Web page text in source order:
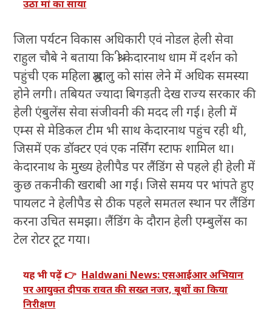
उठा मां का साया
जिला पर्यटन विकास अधिकारी एवं नोडल हेली सेवा
राहुल चौबे ने बताया कि श्री केदारनाथ धाम में दर्शन को
पहुंची एक महिला श्रद्धालु को सांस लेने में अधिक समस्या
होने लगी। तबियत ज्यादा बिगड़ती देख राज्य सरकार की
हेली एंबुलेंस सेवा संजीवनी की मदद ली गई। हेली में
एम्स से मेडिकल टीम भी साथ केदारनाथ पहुंच रही थी,
जिसमें एक डॉक्टर एवं एक नर्सिंग स्टाफ शामिल था।
केदारनाथ के मुख्य हेलीपैड पर लैंडिंग से पहले ही हेली में
कुछ तकनीकी खराबी आ गई। जिसे समय पर भांपते हुए
पायलट ने हेलीपैड से ठीक पहले समतल स्थान पर लैंडिंग
करना उचित समझा। लैंडिंग के दौरान हेली एम्बुलेंस का
टेल रोटर टूट गया।
यह भी पढ़ें 👉 Haldwani News: एसआईआर अभियान
पर आयुक्त दीपक रावत की सख्त नजर, बूथों का किया
निरीक्षण